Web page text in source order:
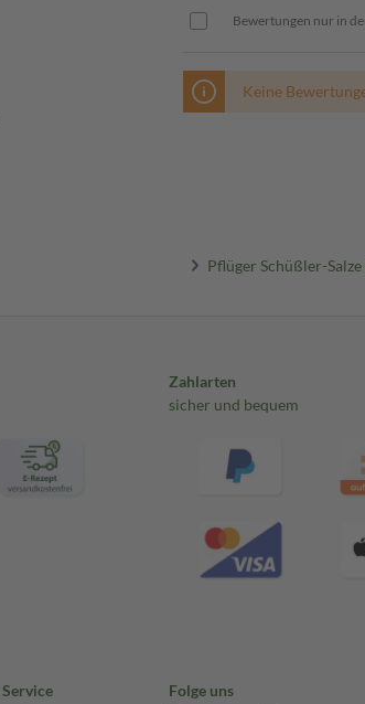
Bewertungen nur in
Keine
Pflüger Schüßler-Salze
Zahlarten
sicher und bequem
Folge uns